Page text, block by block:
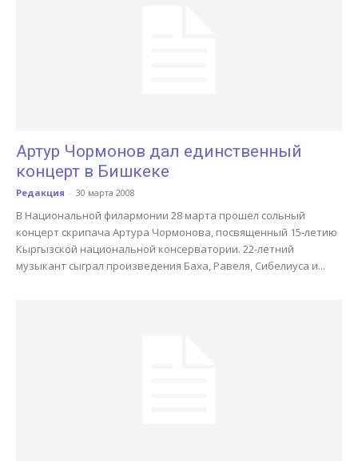
Артур Чормонов дал единственный
концерт в Бишкеке
Редакция - 30 марта 2008
В Национальной филармонии 28 марта прошел сольный
концерт скрипача Артура Чормонова, посвященный 15-летию
Кыргызской национальной консерватории. 22-летний
музыкант сыграл произведения Баха, Равеля, Сибелиуса и...